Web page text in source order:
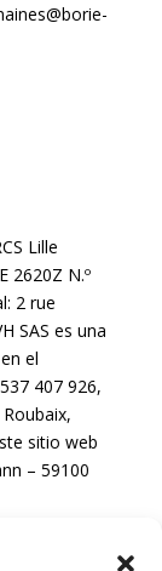
Lille
2620Z N.º
2 rue
SAS es una
el
407 926,
sitio web
– 59100